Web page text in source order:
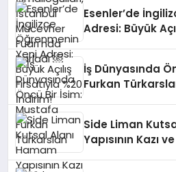
Esenler’de
Adresi: Büyük
İş Dünyasında
Furkan
Side Liman
Yapısının Kazı